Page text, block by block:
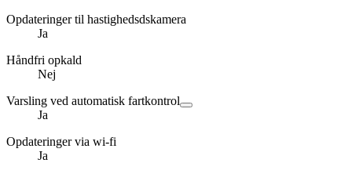
Opdateringer til hastighedsdskamera
Ja
Håndfri opkald
Nej
Varsling ved automatisk fartkontrol
Ja
Opdateringer via wi-fi
Ja